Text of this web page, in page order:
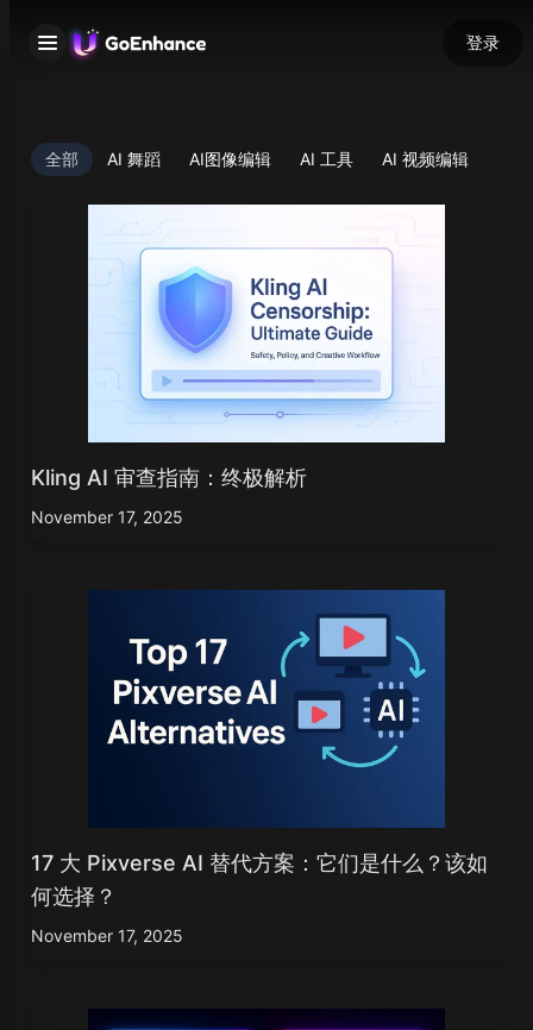
登录
全部 AI 舞蹈 AI图像编辑 AI 工具 AI 视频编辑
Kling AI 审查指南：终极解析
November 17, 2025
17 大 Pixverse AI 替代方案：它们是什么？该如
何选择？
November 17, 2025